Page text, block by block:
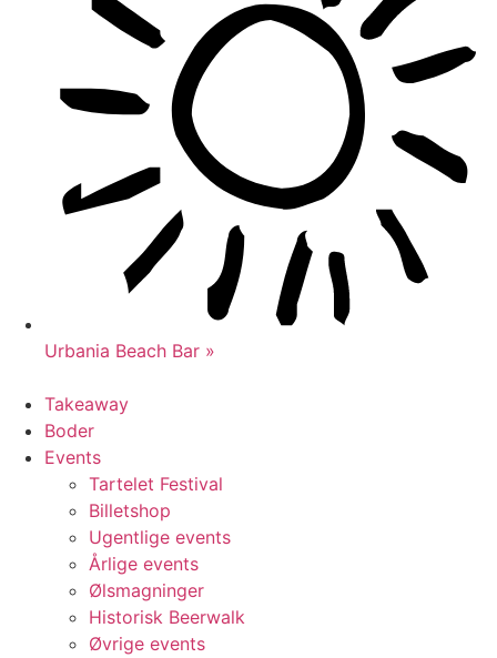
Urbania Beach Bar »
Takeaway
Boder
Events
Tartelet Festival
Billetshop
Ugentlige events
Årlige events
Ølsmagninger
Historisk Beerwalk
Øvrige events